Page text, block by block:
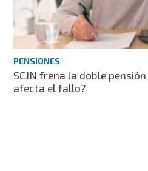
PENSIONES
SCJN frena la doble
afecta el fallo?